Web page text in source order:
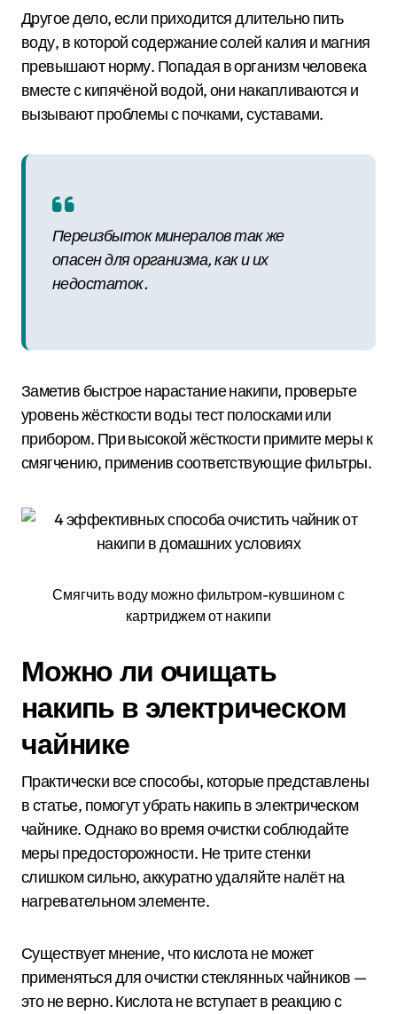
Другое дело, если приходится длительно пить
воду, в которой содержание солей калия и магния
превышают норму. Попадая в организм человека
вместе с кипячёной водой, они накапливаются и
вызывают проблемы с почками, суставами.
Переизбыток минералов так же
опасен для организма, как и их
недостаток.
Заметив быстрое нарастание накипи, проверьте
уровень жёсткости воды тест полосками или
прибором. При высокой жёсткости примите меры к
смягчению, применив соответствующие фильтры.
Смягчить воду можно фильтром-кувшином с
картриджем от накипи
Можно ли очищать
накипь в электрическом
чайнике
Практически все способы, которые представлены
в статье, помогут убрать накипь в электрическом
чайнике. Однако во время очистки соблюдайте
меры предосторожности. Не трите стенки
слишком сильно, аккуратно удаляйте налёт на
нагревательном элементе.
Существует мнение, что кислота не может
применяться для очистки стеклянных чайников —
это не верно. Кислота не вступает в реакцию с